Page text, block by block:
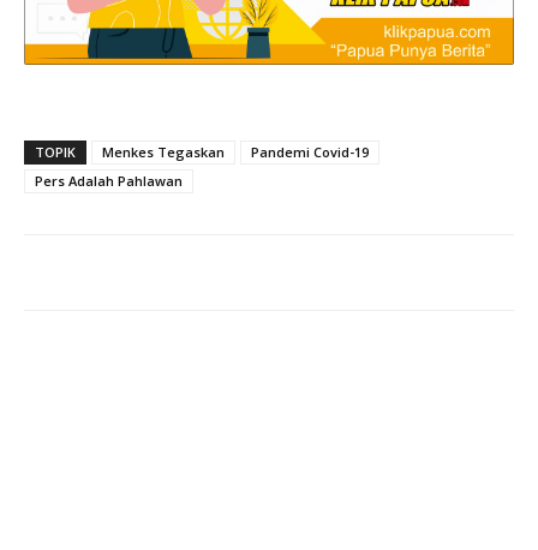
TOPIK Menkes Tegaskan
Pandemi Covid-19
Pers Adalah Pahlawan